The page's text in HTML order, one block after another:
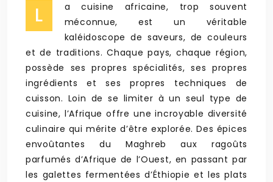
L
a cuisine africaine, trop souvent
méconnue, est un véritable
kaléidoscope de saveurs, de couleurs
et de traditions. Chaque pays, chaque région,
possède ses propres spécialités, ses propres
ingrédients et ses propres techniques de
cuisson. Loin de se limiter à un seul type de
cuisine, l’Afrique offre une incroyable diversité
culinaire qui mérite d’être explorée. Des épices
envoûtantes du Maghreb aux ragoûts
parfumés d’Afrique de l’Ouest, en passant par
les galettes fermentées d’Éthiopie et les plats